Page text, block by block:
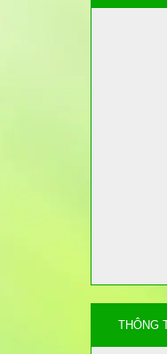
THÔNG